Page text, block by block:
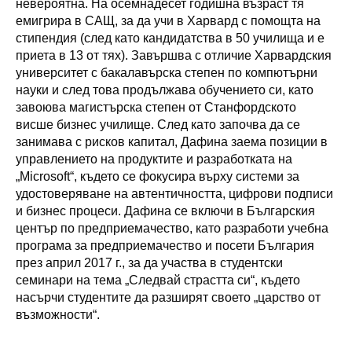
невероятна. На осемнадесет годишна възраст тя
емигрира в САЩ, за да учи в Харвард с помощта на
стипендия (след като кандидатства в 50 училища и е
приета в 13 от тях). Завършва с отличие Харвардския
университет с бакалавърска степен по компютърни
науки и след това продължава обучението си, като
завоюва магистърска степен от Станфордското
висше бизнес училище. След като започва да се
занимава с рисков капитал, Дафина заема позиции в
управлението на продуктите и разработката на
„Microsoft“, където се фокусира върху системи за
удостоверяване на автентичността, цифрови подписи
и бизнес процеси. Дафина се включи в Българския
център по предприемачество, като разработи учебна
програма за предприемачество и посети България
през април 2017 г., за да участва в студентски
семинари на тема „Следвай страстта си“, където
насърчи студентите да разширят своето „царство от
възможности“.